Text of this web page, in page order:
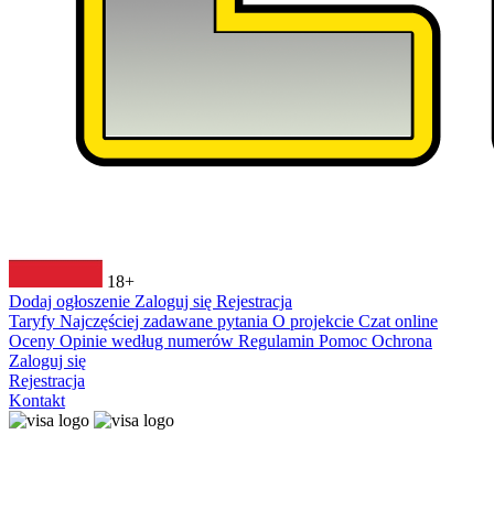
18+
Dodaj ogłoszenie Zaloguj się Rejestracja
Taryfy Najczęściej zadawane pytania O projekcie Czat online
Oceny Opinie według numerów Regulamin Pomoc Ochrona
Zaloguj się
Rejestracja
Kontakt